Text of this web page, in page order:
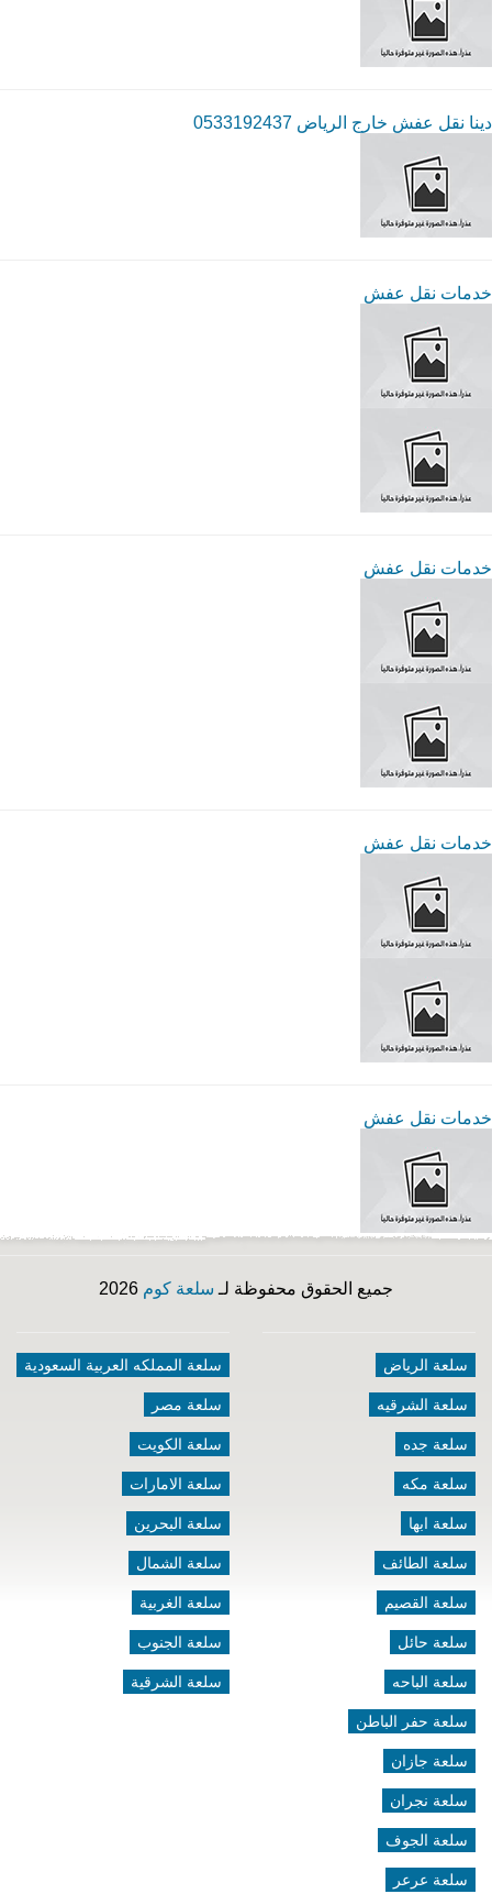
دينا نقل عفش خارج الرياض 0533192437
خدمات نقل عفش
خدمات نقل عفش
خدمات نقل عفش
خدمات نقل عفش
جميع الحقوق محفوظة لـ سلعة كوم
سلعة الرياض
سلعة الشرقيه
سلعة جده
سلعة مكه
سلعة ابها
سلعة الطائف
سلعة القصيم
سلعة حائل
سلعة الباحه
سلعة حفر الباطن
سلعة جازان
سلعة نجران
سلعة الجوف
سلعة عرعر
سلعة المملكه العربية السعودية
سلعة مصر
سلعة الكويت
سلعة الامارات
سلعة البحرين
سلعة الشمال
سلعة الغربية
سلعة الجنوب
سلعة الشرقية